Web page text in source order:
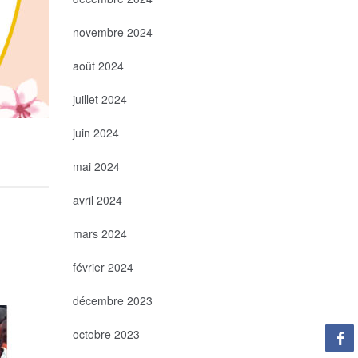
novembre 2024
août 2024
juillet 2024
juin 2024
mai 2024
avril 2024
mars 2024
février 2024
décembre 2023
octobre 2023